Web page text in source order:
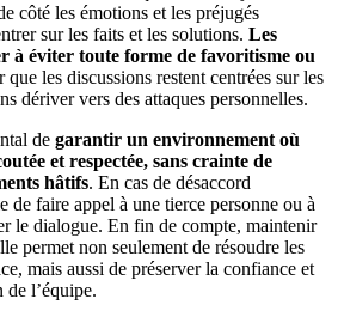
côté les émotions et les préjugés
sur les faits et les solutions. Les
à éviter toute forme de favoritisme ou
que les discussions restent centrées sur les
dériver vers des attaques personnelles.
de garantir un environnement où
et respectée, sans crainte de
hâtifs. En cas de désaccord
de faire appel à une tierce personne ou à
le dialogue. En fin de compte, maintenir
permet non seulement de résoudre les
mais aussi de préserver la confiance et
de l’équipe.